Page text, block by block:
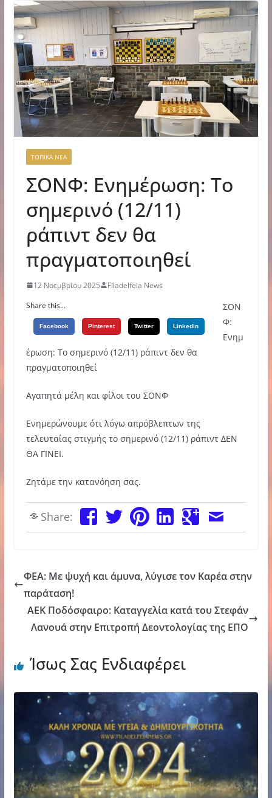
ΤΟΠΙΚΑ ΝΕΑ
ΣΟΝΦ: Ενημέρωση: Το
σημερινό (12/11)
ράπιντ δεν θα
πραγματοποιηθεί
12 Νοεμβρίου 2025
Filadelfeia News
Share this...
Facebook Pinterest Twitter Linkedin
ΣΟΝ
Φ:
Ενημ
έρωση: Το σημερινό (12/11) ράπιντ δεν θα
πραγματοποιηθεί
Αγαπητά μέλη και φίλοι του ΣΟΝΦ
Ενημερώνουμε ότι λόγω απρόβλεπτων της
τελευταίας στιγμής το σημερινό (12/11) ράπιντ ΔΕΝ
ΘΑ ΓΙΝΕΙ.
Ζητάμε την κατανόηση σας.
Share:
ΦΕΑ: Με ψυχή και άμυνα, λύγισε τον Καρέα στην
παράταση!
AEK Ποδόσφαιρο: Καταγγελία κατά του Στεφάν
Λανουά στην Επιτροπή Δεοντολογίας της ΕΠΟ
Ίσως Σας Ενδιαφέρει